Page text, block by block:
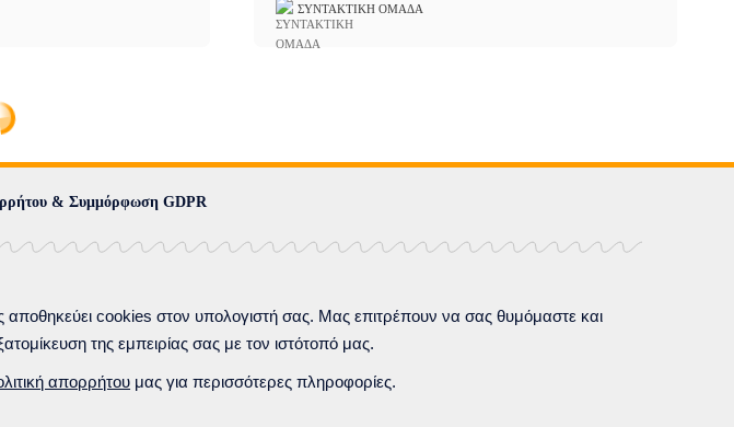
ΣΥΝΤΑΚΤΙΚΉ ΟΜΆΔΑ
& Συμμόρφωση GDPR
αποθηκεύει cookies στον υπολογιστή σας. Μας επιτρέπουν να σας θυμόμαστε και
της εμπειρίας σας με τον ιστότοπό μας.
απορρήτου μας για περισσότερες πληροφορίες.